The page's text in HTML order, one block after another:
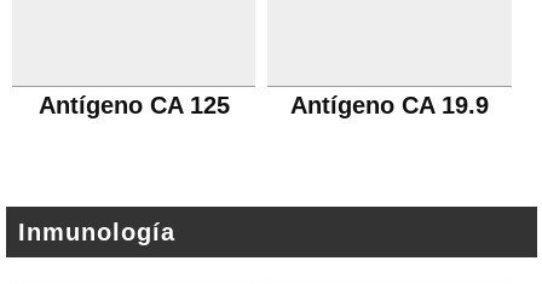
Antígeno CA 125 Antígeno CA 19.9
Inmunología